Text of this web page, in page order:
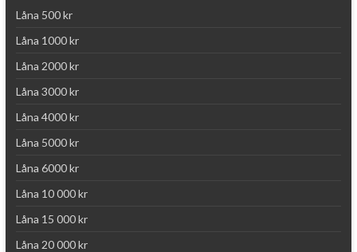
Låna 500 kr
Låna 1000 kr
Låna 2000 kr
Låna 3000 kr
Låna 4000 kr
Låna 5000 kr
Låna 6000 kr
Låna 10 000 kr
Låna 15 000 kr
Låna 20 000 kr